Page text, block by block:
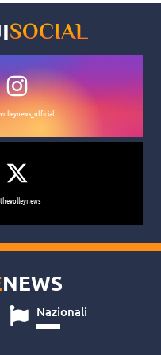
SOCIAL
NEWS
Nazionali